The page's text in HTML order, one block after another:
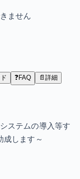
ません
❓FAQ 📄 詳細
ステムの導入等す
成します～